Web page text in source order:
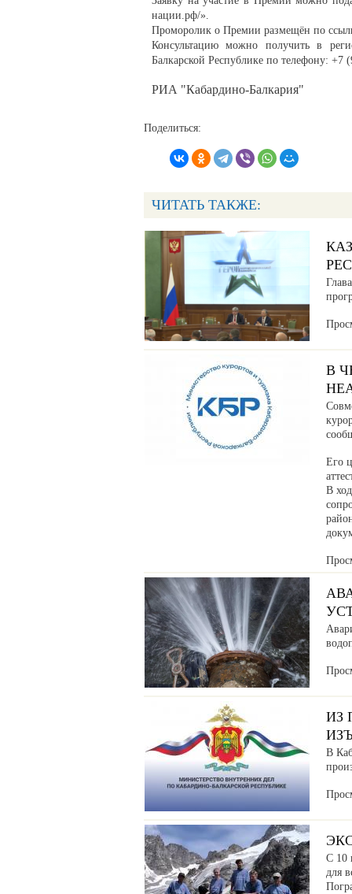
нации.рф/».
Проморолик о Премии размещён по
Консультацию можно получить в
Балкарской Республике по телефону: +7
РИА "Кабардино-Балкария"
Поделиться:
ЧИТАТЬ ТАКЖЕ:
В
Его
В
ИЗ
В
С 10
для